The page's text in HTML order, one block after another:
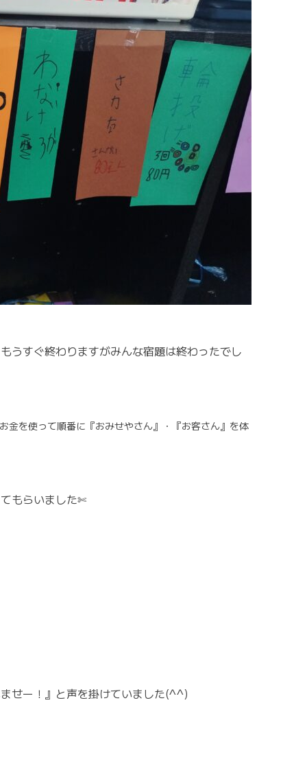
うすぐ終わりますがみんな宿題は終わったでし
金を使って順番に『おみせやさん』・『お客さん』を体
もらいました✄
せー！』と声を掛けていました(^^)